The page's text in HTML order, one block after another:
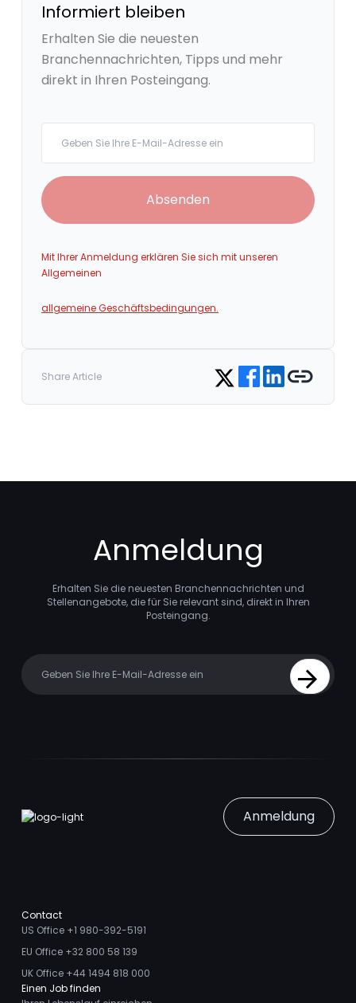
Informiert bleiben
Erhalten Sie die neuesten
Branchennachrichten, Tipps und mehr
direkt in Ihren Posteingang.
Absenden
Mit Ihrer Anmeldung erklären Sie sich mit unseren
Allgemeinen
allgemeine Geschäftsbedingungen.
Share Article Share on Twitter
Share on Facebook
Share on LinkedIn
Copy link
Anmeldung
Erhalten Sie die neuesten Branchennachrichten und
Stellenangebote, die für Sie relevant sind, direkt in Ihren
Posteingang.
Sign Up
Anmeldung
Contact
US Office +1 980-392-5191
EU Office +32 800 58 139
UK Office +44 1494 818 000
Einen Job finden